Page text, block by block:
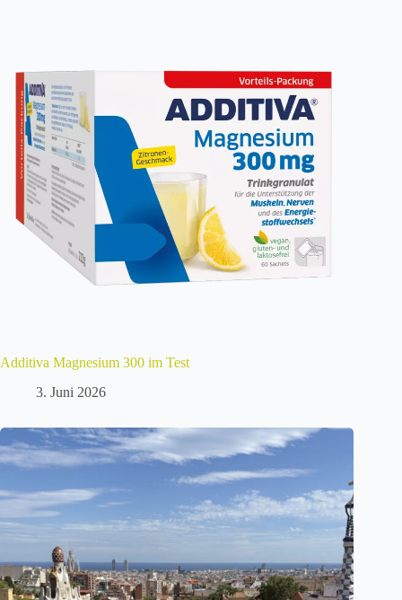
Additiva Magnesium 300 im Test
3. Juni 2026